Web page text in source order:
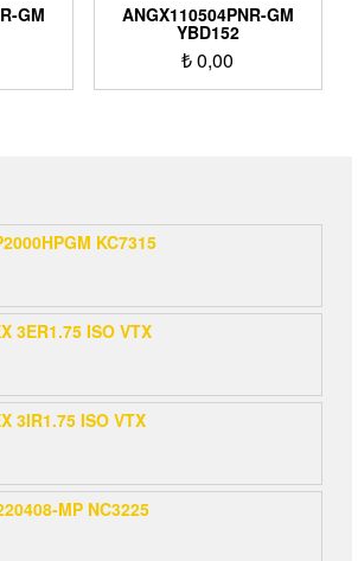
GM ANGX110504PNR-GM
YBD152
₺0,00
KC7315
3ER1.75 ISO VTX
3IR1.75 ISO VTX
MP NC3225